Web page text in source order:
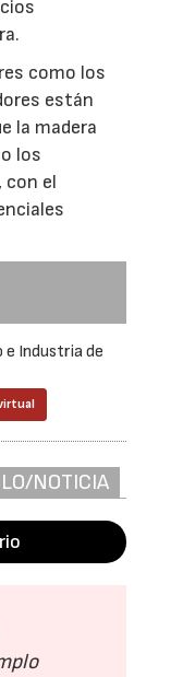
como los
están
la madera
los
con el
e Industria de
NOTICIA